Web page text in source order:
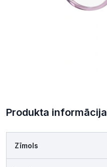
Produkta informācija
Zīmols